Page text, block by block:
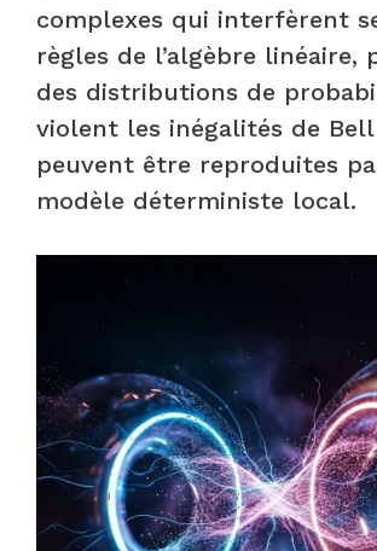
complexes qui interfèrent
règles de l’algèbre linéaire,
des distributions de
violent les inégalités de
peuvent être reproduites
modèle déterministe local.